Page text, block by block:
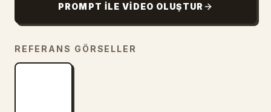
hareketi gerçek sinema ekipmanları, FPV
dronlar, bisiklete monte kameralar veya
hissettirmelidir.
PROMPT ILE VIDEO OLUŞTUR
REFERANS GÖRSELLER